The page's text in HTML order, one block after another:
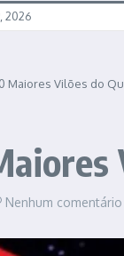
2026
Maiores Vilões do
Nenhum comentário